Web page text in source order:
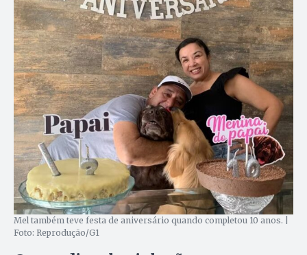
Mel também teve festa de aniversário quando completou 10 anos. |
Foto: Reprodução/G1